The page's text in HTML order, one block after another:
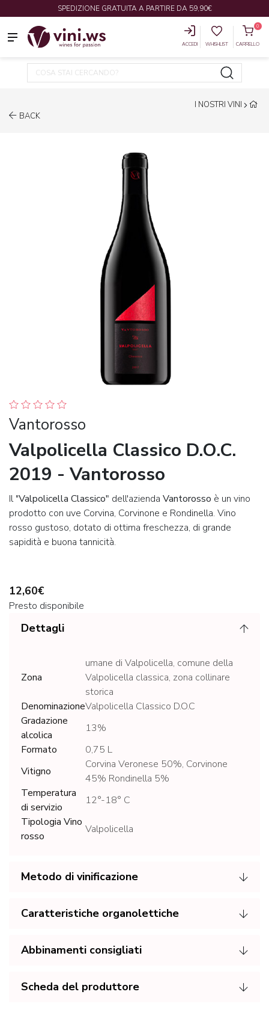
SPEDIZIONE GRATUITA A PARTIRE DA 59,90€
ACCEDI WHISHLIST
0
CARRELLO
BACK
I NOSTRI VINI
Vantorosso
Valpolicella Classico D.O.C.
2019 - Vantorosso
Il "Valpolicella Classico" dell'azienda Vantorosso è un vino
prodotto con uve Corvina, Corvinone e Rondinella. Vino
rosso gustoso, dotato di ottima freschezza, di grande
sapidità e buona tannicità.
12,60€
Presto disponibile
Dettagli
Zona
umane di Valpolicella, comune della
Valpolicella classica, zona collinare
storica
DenominazioneValpolicella Classico D.O.C
Gradazione
alcolica
13%
Formato
0,75 L
Vitigno
Corvina Veronese 50%, Corvinone
45% Rondinella 5%
Temperatura
di servizio
12°-18° C
Tipologia Vino
rosso
Valpolicella
Metodo di vinificazione
Caratteristiche organolettiche
Abbinamenti consigliati
Scheda del produttore